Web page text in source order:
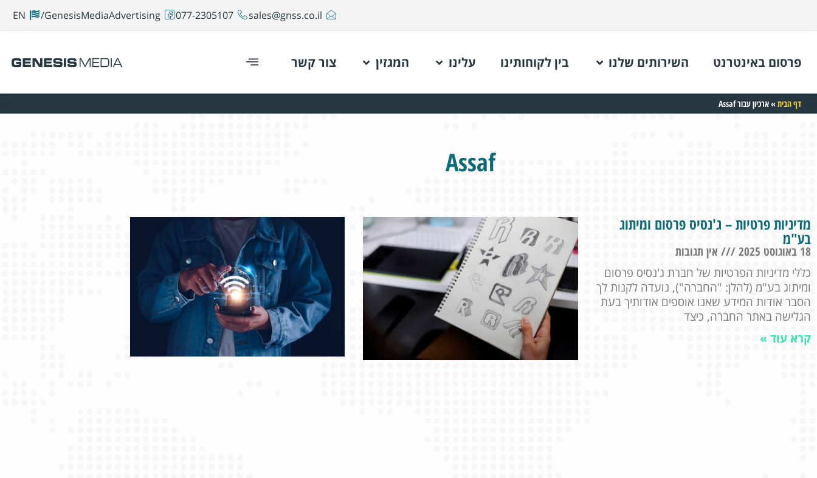
sales@gnss.co.il
077-2305107
GenesisMediaAdvertising/
EN
פרסום באינטרנט השירותים שלנו בין לקוחותינו עלינו המגזין צור קשר
דף הבית »ארכיון עבור Assaf
Assaf
מדיניות פרטיות – ג'נסיס פרסום ומיתוג
בע"מ
18 באוגוסט 2025
אין תגובות
כללי מדיניות הפרטיות של חברת ג'נסיס פרסום
ומיתוג בע"מ (להלן: "החברה"), נועדה לקנות לך
הסבר אודות המידע שאנו אוספים אודותיך בעת
הגלישה באתר החברה, כיצד
קרא עוד »